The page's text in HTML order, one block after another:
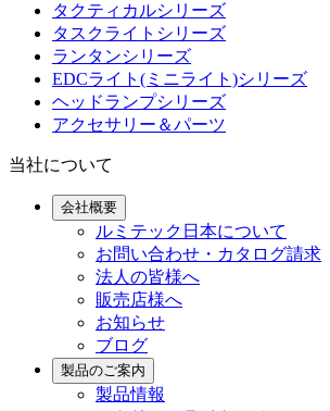
タクティカルシリーズ
タスクライトシリーズ
ランタンシリーズ
EDCライト(ミニライト)シリーズ
ヘッドランプシリーズ
アクセサリー＆パーツ
当社について
会社概要
ルミテック日本について
お問い合わせ・カタログ請求
法人の皆様へ
販売店様へ
お知らせ
ブログ
製品のご案内
製品情報